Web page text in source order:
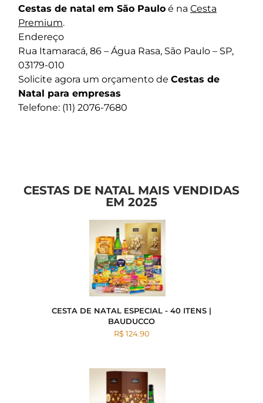
Cestas de natal em São Paulo é na Cesta
Premium.
Endereço
Rua Itamaracá, 86 – Água Rasa, São Paulo – SP,
03179-010
Solicite agora um orçamento de Cestas de
Natal para empresas
Telefone: (11) 2076-7680
CESTAS DE NATAL MAIS VENDIDAS
EM 2025
CESTA DE NATAL ESPECIAL - 40 ITENS |
BAUDUCCO
R$ 124.90